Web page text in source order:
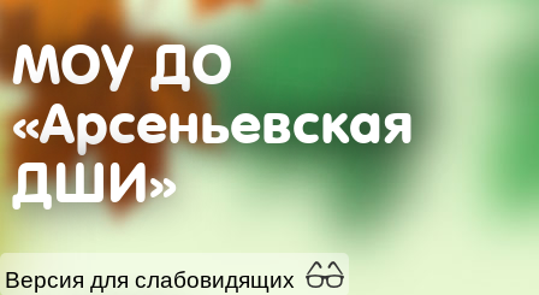
МОУ ДО
«Арсеньевская
ДШИ»
Версия для слабовидящих